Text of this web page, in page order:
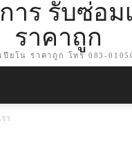
าร รับซ่อม
ราคาถูก
ปียโน ราคาถูก โทร 083-
า